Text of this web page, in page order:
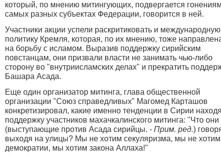
который, по мнению митингующих, подвергается
самых разных субъектах Федерации, говорится в ней.
Участники акции успели раскритиковать и международную
политику Кремля, которая, по их мнению, тоже
на борьбу с исламом. Выразив поддержку сирийским
повстанцам, они призвали власти не занимать чью-либо
сторону во "внутриисламских делах" и прекратить
Башара Асада.
Еще один организатор митинга, глава общественной
организации "Союз справедливых" Магомед Карташов
конкретизировал, какие именно тенденции в Сирии
поддержку участников махачкалинского митинга: "Что они
(выступающие против Асада сирийцы. - Прим. ред.)
выходя на улицы? Мы не хотим секуляризма, мы не хотим
демократии, мы хотим закона Аллаха!"